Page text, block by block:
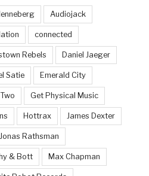
Audiojack
connected
Rebels Daniel Jaeger
Satie Emerald City
Get Physical Music
Hottrax James Dexter
Jonas Rathsman
& Bott Max Chapman